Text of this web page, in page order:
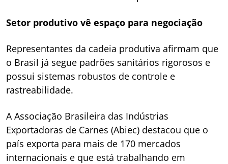
Setor produtivo vê espaço para negociação
Representantes da cadeia produtiva afirmam que
o Brasil já segue padrões sanitários rigorosos e
possui sistemas robustos de controle e
rastreabilidade.
A Associação Brasileira das Indústrias
Exportadoras de Carnes (Abiec) destacou que o
país exporta para mais de 170 mercados
internacionais e que está trabalhando em